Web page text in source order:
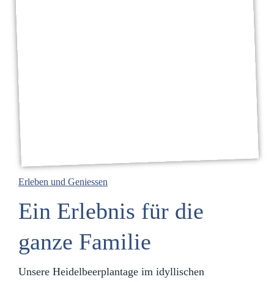
Erleben und Geniessen
Ein Erlebnis für die
ganze Familie
Unsere Heidelbeerplantage im idyllischen